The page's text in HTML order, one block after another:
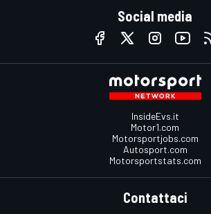
Social media
InsideEvs.it
Motor1.com
Motorsportjobs.com
Autosport.com
Motorsportstats.com
Contattaci